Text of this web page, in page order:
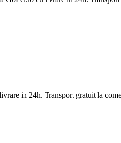
in 24h. Transport gratuit la